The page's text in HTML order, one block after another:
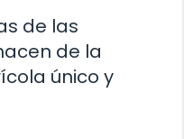
de las
de la
único y